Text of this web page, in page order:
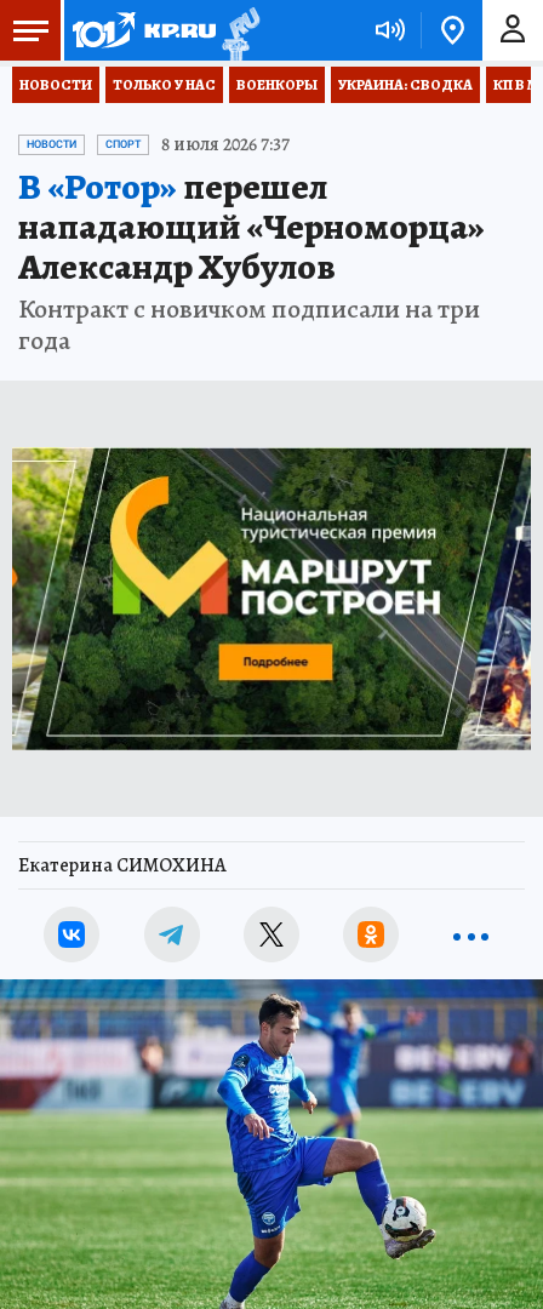
НОВОСТИ ТОЛЬКО У НАС ВОЕНКОРЫ УКРАИНА: СВОДКА КП В
НОВОСТИ СПОРТ 8 июля 2026 7:37
В «Ротор»перешел
нападающий «Черноморца»
Александр Хубулов
Контракт с новичком подписали на три
года
Екатерина СИМОХИНА